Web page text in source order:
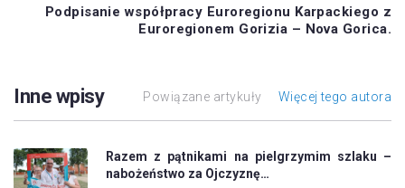
Podpisanie współpracy Euroregionu Karpackiego z
Euroregionem Gorizia – Nova Gorica.
Inne wpisy Powiązane artykuły Więcej tego autora
Razem z pątnikami na pielgrzymim szlaku –
nabożeństwo za Ojczyznę…